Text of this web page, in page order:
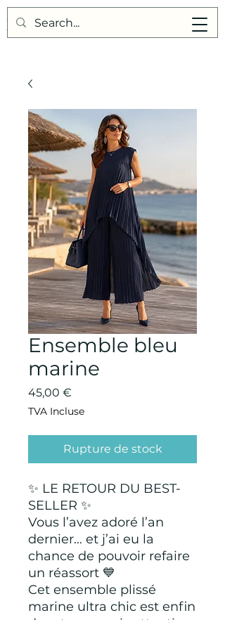
Points de Suture
Ensemble bleu
marine
45,00 €
TVA Incluse
Rupture de stock
✨ LE RETOUR DU BEST-
SELLER ✨
Vous l’avez adoré l’an
dernier… et j’ai eu la
chance de pouvoir refaire
un réassort 💙
Cet ensemble plissé
marine ultra chic est enfin